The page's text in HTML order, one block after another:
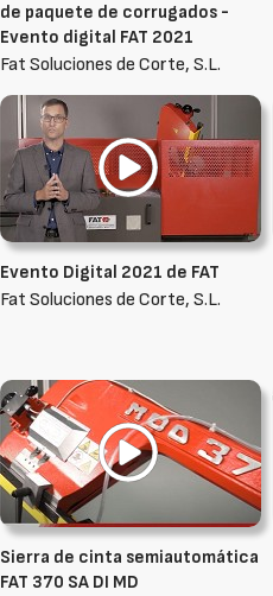
de paquete de corrugados -
Evento digital FAT 2021
Fat Soluciones de Corte, S.L.
Evento Digital 2021 de FAT
Fat Soluciones de Corte, S.L.
Sierra de cinta semiautomática
FAT 370 SA DI MD